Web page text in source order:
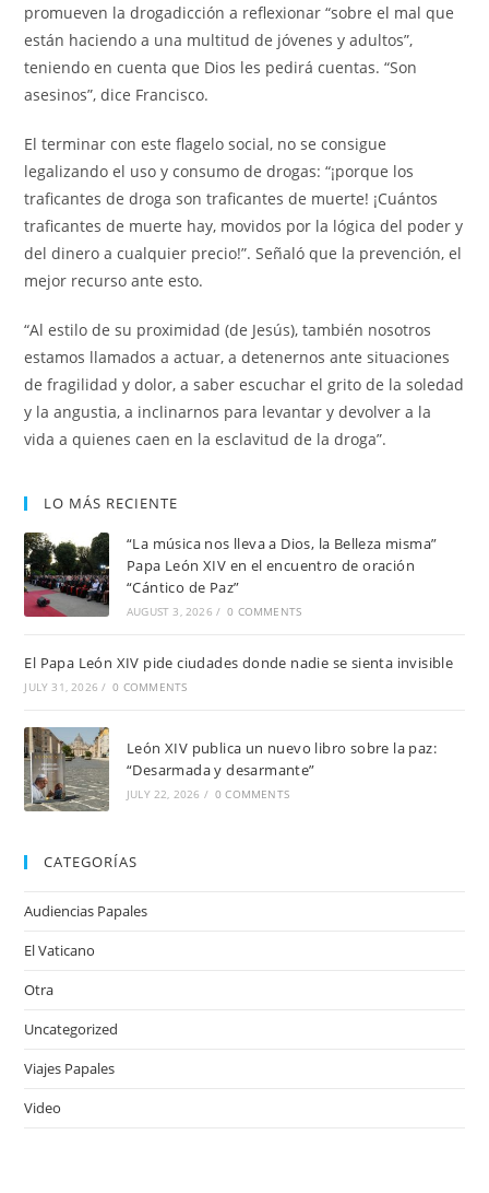
promueven la drogadicción a reflexionar “sobre el mal que
están haciendo a una multitud de jóvenes y adultos”,
teniendo en cuenta que Dios les pedirá cuentas. “Son
asesinos”, dice Francisco.
El terminar con este flagelo social, no se consigue
legalizando el uso y consumo de drogas: “¡porque los
traficantes de droga son traficantes de muerte! ¡Cuántos
traficantes de muerte hay, movidos por la lógica del poder y
del dinero a cualquier precio!”. Señaló que la prevención, el
mejor recurso ante esto.
“Al estilo de su proximidad (de Jesús), también nosotros
estamos llamados a actuar, a detenernos ante situaciones
de fragilidad y dolor, a saber escuchar el grito de la soledad
y la angustia, a inclinarnos para levantar y devolver a la
vida a quienes caen en la esclavitud de la droga”.
LO MÁS RECIENTE
“La música nos lleva a Dios, la Belleza misma”
Papa León XIV en el encuentro de oración
“Cántico de Paz”
AUGUST 3, 2026 / 0 COMMENTS
El Papa León XIV pide ciudades donde nadie se sienta invisible
JULY 31, 2026 / 0 COMMENTS
León XIV publica un nuevo libro sobre la paz:
“Desarmada y desarmante”
JULY 22, 2026 / 0 COMMENTS
CATEGORÍAS
Audiencias Papales
El Vaticano
Otra
Uncategorized
Viajes Papales
Video